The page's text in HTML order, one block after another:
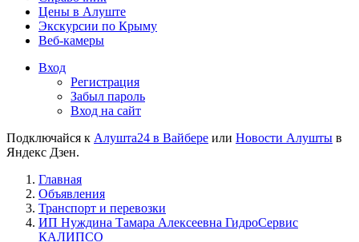
Цены в Алуште
Экскурсии по Крыму
Веб-камеры
Вход
Регистрация
Забыл пароль
Вход на сайт
Подключайся к Алушта24 в Вайбере или Новости Алушты в
Яндекс Дзен.
Главная
Объявления
Транспорт и перевозки
ИП Нуждина Тамара Алексеевна ГидроСервис
КАЛИПСО